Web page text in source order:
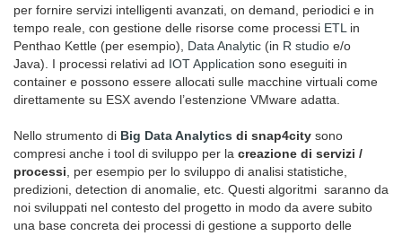
per fornire servizi intelligenti avanzati, on demand, periodici e in
tempo reale, con gestione delle risorse come processi ETL in
Penthao Kettle (per esempio), Data Analytic (in R studio e/o
Java). I processi relativi ad IOT Application sono eseguiti in
container e possono essere allocati sulle macchine virtuali come
direttamente su ESX avendo l’estenzione VMware adatta.
Nello strumento di Big DataAnalytics di snap4city sono
compresi anche i tool di sviluppo per la creazione di servizi /
processi , per esempio per lo sviluppo di analisi statistiche,
predizioni, detection di anomalie, etc. Questi algoritmi saranno da
noi sviluppati nel contesto del progetto in modo da avere subito
una base concreta dei processi di gestione a supporto delle